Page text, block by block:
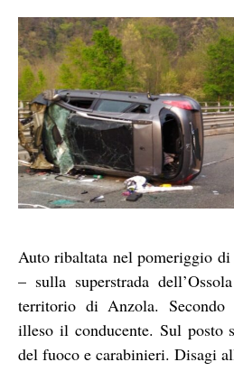
Auto ribaltata nel pomeriggio
– sulla superstrada
territorio di Anzola.
illeso il conducente. Sul
del fuoco e carabinieri. Disagi